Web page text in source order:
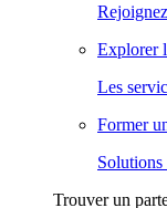
Explorer
Les
Former
Solutions
Trouver un